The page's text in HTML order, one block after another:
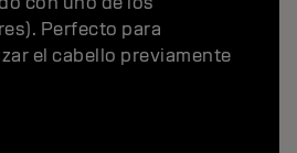
Perfecto para
el cabello previamente